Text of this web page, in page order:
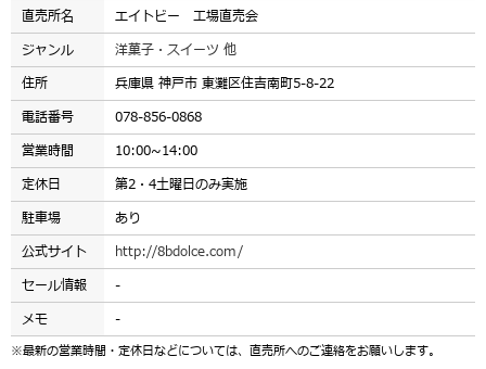
直売所名
エイトビー 工場直売会
ジャンル
洋菓子・スイーツ 他
住所
兵庫県 神戸市 東灘区住吉南町5-8-22
電話番号
078-856-0868
営業時間
10:00~14:00
定休日
第2・4土曜日のみ実施
駐車場
あり
公式サイト
http://8bdolce.com/
セール情報
-
メモ
-
※最新の営業時間・定休日などについては、直売所へのご連絡をお願いします。